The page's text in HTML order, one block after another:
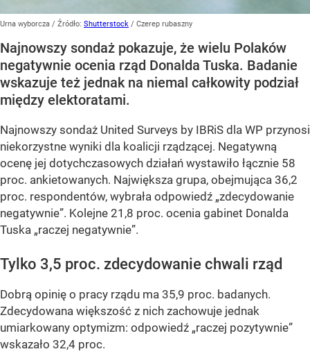
Urna wyborcza / Źródło: Shutterstock / Czerep rubaszny
Najnowszy sondaż pokazuje, że wielu Polaków
negatywnie ocenia rząd Donalda Tuska. Badanie
wskazuje też jednak na niemal całkowity podział
między elektoratami.
Najnowszy sondaż United Surveys by IBRiS dla WP przynosi
niekorzystne wyniki dla koalicji rządzącej. Negatywną
ocenę jej dotychczasowych działań wystawiło łącznie 58
proc. ankietowanych. Największa grupa, obejmująca 36,2
proc. respondentów, wybrała odpowiedź „zdecydowanie
negatywnie”. Kolejne 21,8 proc. ocenia gabinet Donalda
Tuska „raczej negatywnie”.
Tylko 3,5 proc. zdecydowanie chwali rząd
Dobrą opinię o pracy rządu ma 35,9 proc. badanych.
Zdecydowana większość z nich zachowuje jednak
umiarkowany optymizm: odpowiedź „raczej pozytywnie”
wskazało 32,4 proc.